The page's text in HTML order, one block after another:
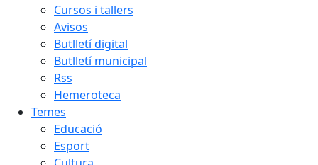
Cursos i tallers
Avisos
Butlletí digital
Butlletí municipal
Rss
Hemeroteca
Temes
Educació
Esport